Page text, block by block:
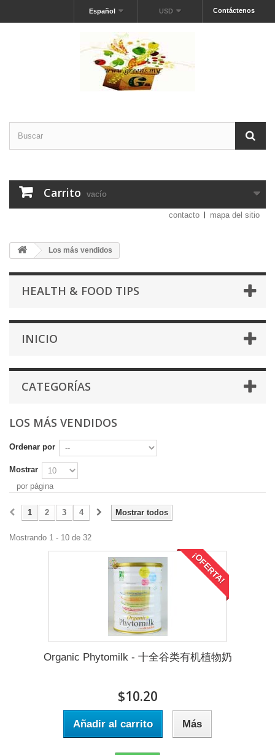
Contáctenos
USD
Español
Carrito vacío
contacto mapa del sitio
Los más vendidos
HEALTH & FOOD TIPS
INICIO
CATEGORÍAS
LOS MÁS VENDIDOS
Ordenar por
Mostrar
por página
Mostrar todos
1 2 3 4
Mostrando 1 - 10 de 32
¡OFERTA!
Organic Phytomilk - 十全谷类有机植物奶
$10.20
Añadir al carrito Más